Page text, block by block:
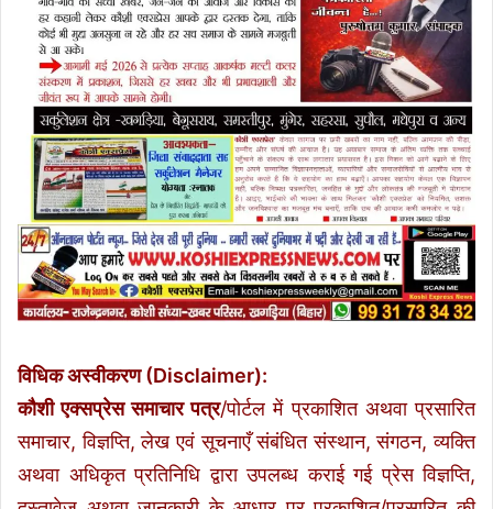
विधिक अस्वीकरण (Disclaimer):
कौशी एक्सप्रेस समाचार पत्र/पोर्टल में प्रकाशित अथवा प्रसारित
समाचार, विज्ञप्ति, लेख एवं सूचनाएँ संबंधित संस्थान, संगठन, व्यक्ति
अथवा अधिकृत प्रतिनिधि द्वारा उपलब्ध कराई गई प्रेस विज्ञप्ति,